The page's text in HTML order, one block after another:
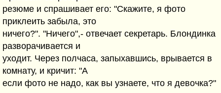
резюме и спрашивает его: "Скажите, я фото
приклеить забыла, это
ничего?". "Ничего",- отвечает секретарь. Блондинка
разворачивается и
уходит. Через полчаса, запыхавшись, врывается в
комнату, и кричит: "А
если фото не надо, как вы узнаете, что я девочка?"